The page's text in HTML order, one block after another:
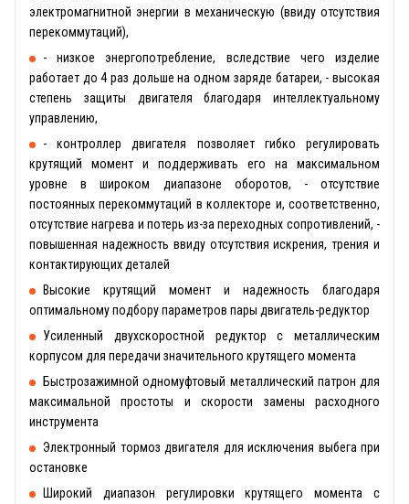
электромагнитной энергии в механическую (ввиду отсутствия
перекоммутаций),
- низкое энергопотребление, вследствие чего изделие
работает до 4 раз дольше на одном заряде батареи, - высокая
степень защиты двигателя благодаря интеллектуальному
управлению,
- контроллер двигателя позволяет гибко регулировать
крутящий момент и поддерживать его на максимальном
уровне в широком диапазоне оборотов, - отсутствие
постоянных перекоммутаций в коллекторе и, соответственно,
отсутствие нагрева и потерь из-за переходных сопротивлений, -
повышенная надежность ввиду отсутствия искрения, трения и
контактирующих деталей
Высокие крутящий момент и надежность благодаря
оптимальному подбору параметров пары двигатель-редуктор
Усиленный двухскоростной редуктор с металлическим
корпусом для передачи значительного крутящего момента
Быстрозажимной одномуфтовый металлический патрон для
максимальной простоты и скорости замены расходного
инструмента
Электронный тормоз двигателя для исключения выбега при
остановке
Широкий диапазон регулировки крутящего момента с